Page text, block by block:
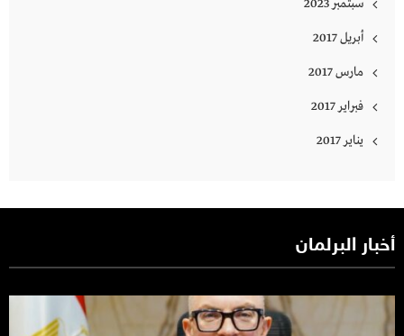
أبريل 2017
مارس 2017
فبراير 2017
يناير 2017
أخبار البرلمان